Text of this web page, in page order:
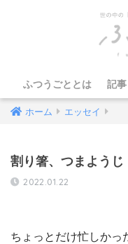
ふつうごととは 記事
ホーム エッセイ
割り箸、つまようじ
2022.01.22
ちょっとだけ忙しかっ